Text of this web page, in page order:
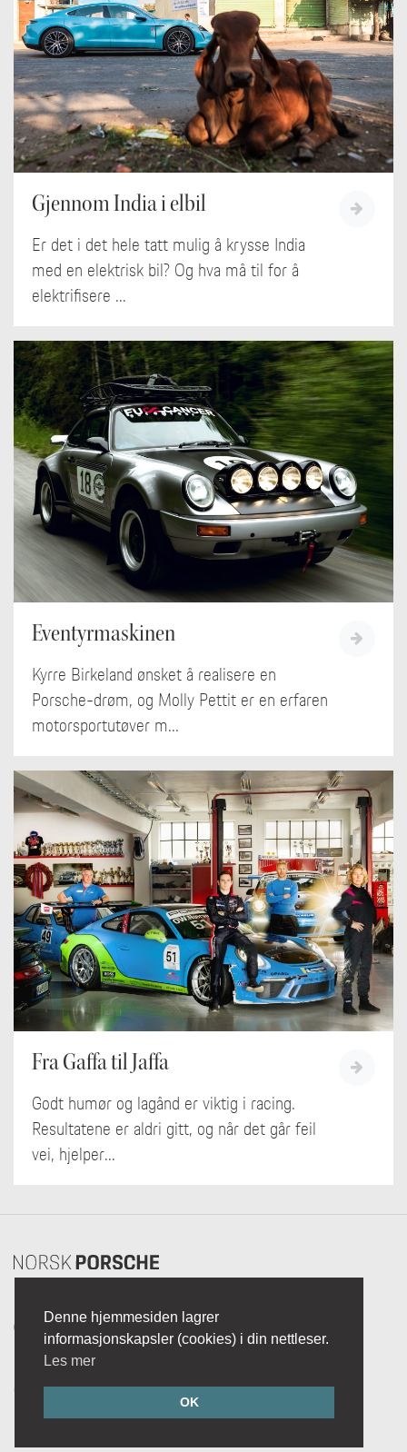
Gjennom India i elbil
Er det i det hele tatt mulig å krysse India
med en elektrisk bil? Og hva må til for å
elektrifisere ...
Eventyrmaskinen
Kyrre Birkeland ønsket å realisere en
Porsche-drøm, og Molly Pettit er en erfaren
motorsportutøver m...
Fra Gaffa til Jaffa
Godt humør og lagånd er viktig i racing.
Resultatene er aldri gitt, og når det går feil
vei, hjelper...
© 2018-2026
Personvern
Brukeravtale
Om Norsk Porsche
Denne hjemmesiden lagrer
informasjonskapsler (cookies) i din nettleser.
Les mer
OK